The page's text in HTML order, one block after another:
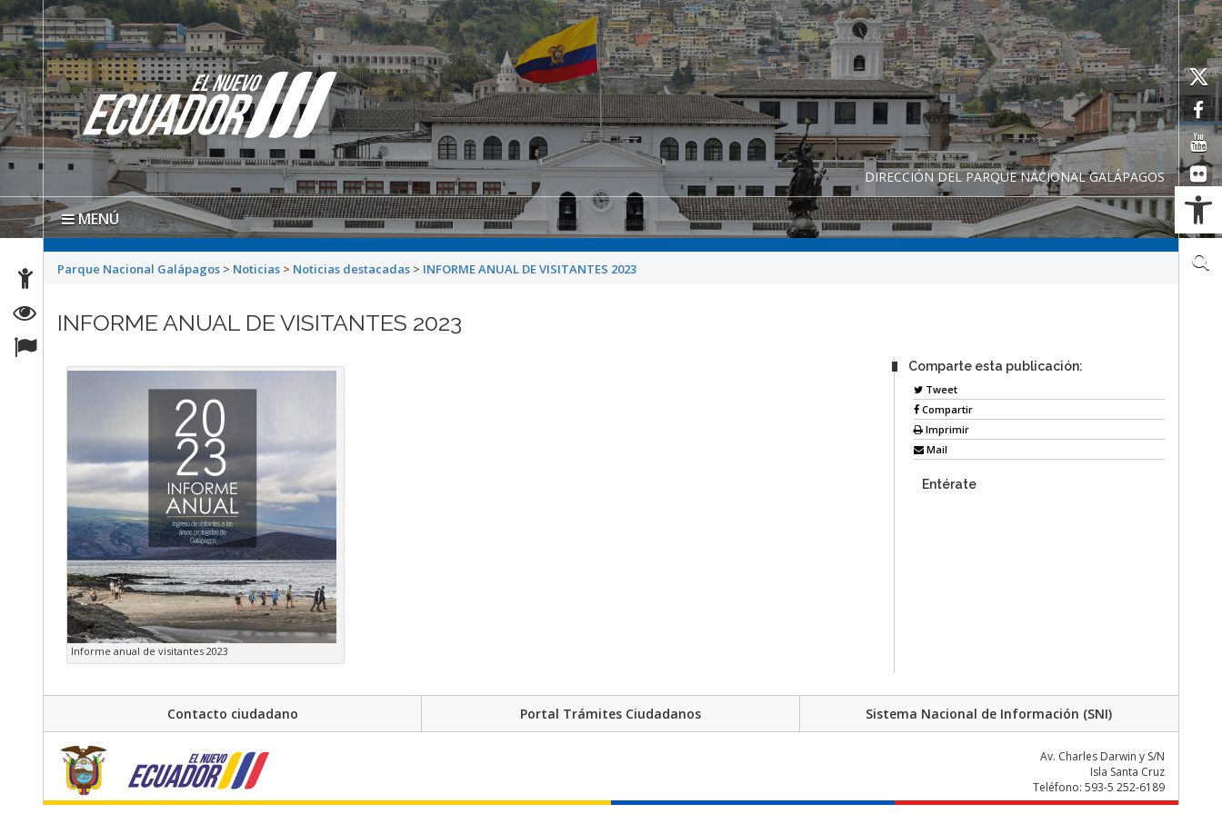
DIRECCIÓN DEL PARQUE NACIONAL GALÁPAGOS
MENÚ
Parque Nacional Galápagos > Noticias > Noticias destacadas > INFORME ANUAL DE VISITANTES 2023
INFORME ANUAL DE VISITANTES 2023
Informe anual de visitantes 2023
Comparte esta publicación:
Tweet
Compartir
Imprimir
Mail
Entérate
Contacto ciudadano Portal Trámites Ciudadanos Sistema Nacional de Información (SNI)
Av. Charles Darwin y S/N
Isla Santa Cruz
Teléfono: 593-5 252-6189